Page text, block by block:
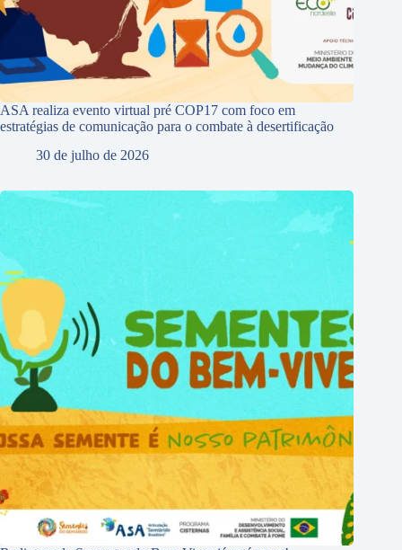
ASA realiza evento virtual pré COP17 com foco em
estratégias de comunicação para o combate à desertificação
30 de julho de 2026